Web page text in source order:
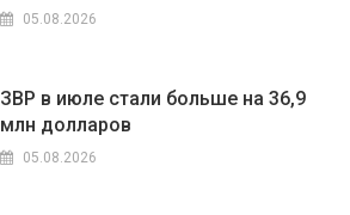
05.08.2026
ЗВР в июле стали больше на 36,9
млн долларов
05.08.2026